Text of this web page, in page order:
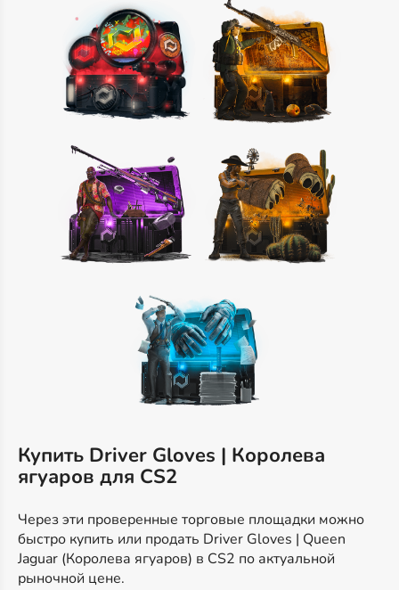
Купить Driver Gloves | Королева
ягуаров для CS2
Через эти проверенные торговые площадки можно
быстро купить или продать Driver Gloves | Queen
Jaguar (Королева ягуаров) в CS2 по актуальной
рыночной цене.